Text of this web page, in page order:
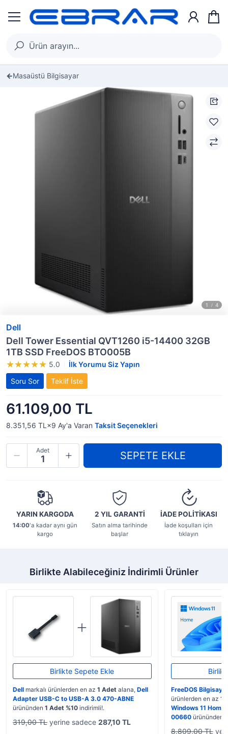
Masaüstü Bilgisayar
Dell
Dell Tower Essential QVT1260 i5-14400 32GB
1TB SSD FreeDOS BTO005B
5.0
İlk Yorumu Siz Yapın
Soru Sor
Teklif İste
61.109,00 TL
8.351,56 TL×9 Ay'a Varan Taksit Seçenekleri
Adet
YARIN KARGODA
14:00'a kadar aynı gün
kargo
2 YILGARANTİ
Satın alma tarihinde
başlar
İADE POLİTİKASI
İade koşulları için
tıklayın
Birlikte Alabileceğiniz İndirimli Ürünler
Birlikte Sepete Ekle
Dell markalı ürünlerden en az 1 Adet alana, Dell
Adapter USB-C to USB-A 3.0 470-ABNE
ürününden 1 Adet %10 indirimli!.
319,00 TL yerine sadece 287,10 TL
FreeDOS Bilgisayar
ürünlerden en az 1
Windows 11
00660ürününden
8.809,00 TL